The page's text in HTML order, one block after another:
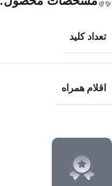
تعداد کلید
اقلام همراه